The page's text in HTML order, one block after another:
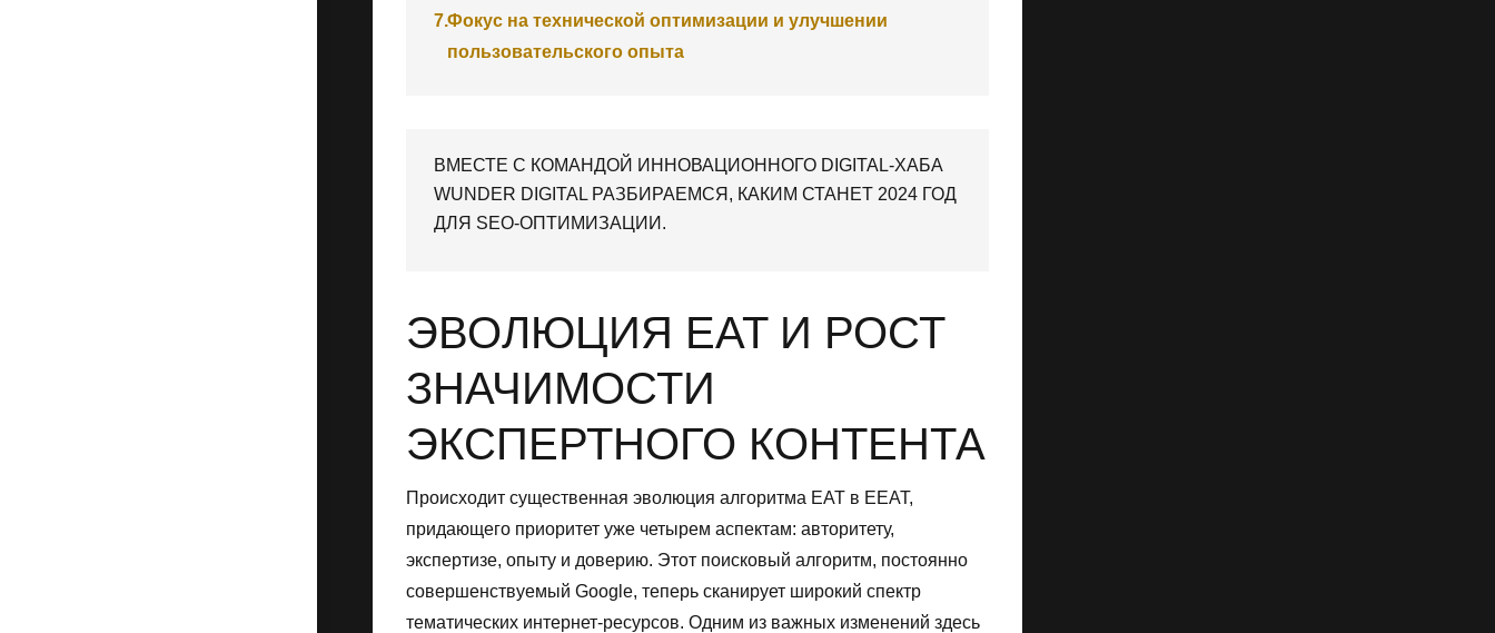
7.Фокус на технической оптимизации и улучшении
пользовательского опыта
ВМЕСТЕ С КОМАНДОЙ ИННОВАЦИОННОГО DIGITAL-ХАБА
WUNDER DIGITAL РАЗБИРАЕМСЯ, КАКИМ СТАНЕТ 2024 ГОД
ДЛЯ SEO-ОПТИМИЗАЦИИ.
ЭВОЛЮЦИЯ EAT И РОСТ
ЗНАЧИМОСТИ
ЭКСПЕРТНОГО КОНТЕНТА
Происходит существенная эволюция алгоритма EAT в EEAT,
придающего приоритет уже четырем аспектам: авторитету,
экспертизе, опыту и доверию. Этот поисковый алгоритм, постоянно
совершенствуемый Google, теперь сканирует широкий спектр
тематических интернет-ресурсов. Одним из важных изменений здесь